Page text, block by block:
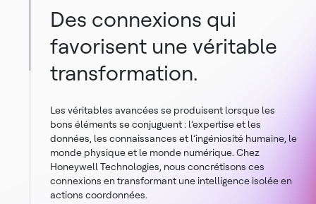
Des connexions qui
favorisent une véritable
transformation.
Les véritables avancées se produisent lorsque les
bons éléments se conjuguent : l’expertise et les
données, les connaissances et l’ingéniosité humaine, le
monde physique et le monde numérique. Chez
Honeywell Technologies, nous concrétisons ces
connexions en transformant une intelligence isolée en
actions coordonnées.